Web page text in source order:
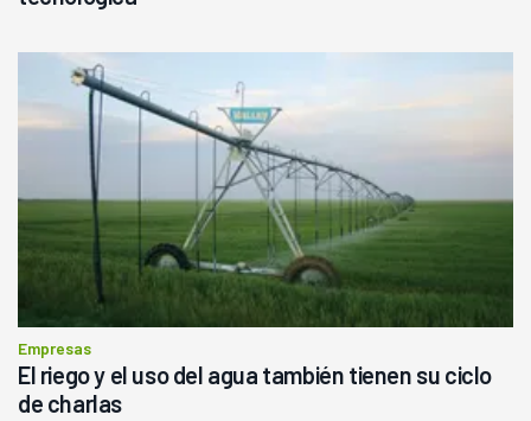
Empresas
El riego y el uso del agua también tienen su ciclo
de charlas